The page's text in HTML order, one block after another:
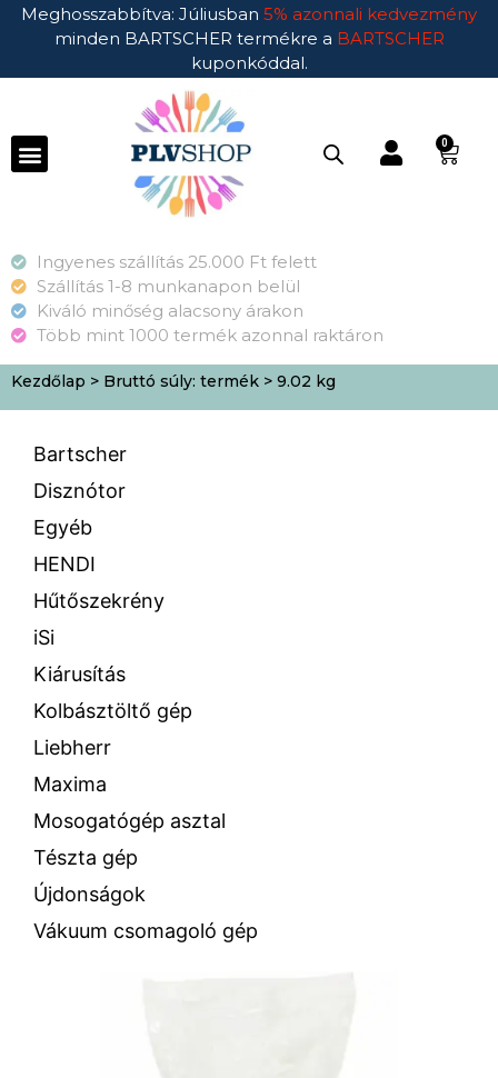
Meghosszabbítva: Júliusban 5% azonnali kedvezmény
minden BARTSCHER termékre a BARTSCHER
kuponkóddal.
0
Ingyenes szállítás 25.000 Ft felett
Szállítás 1-8 munkanapon belül
Kiváló minőség alacsony árakon
Több mint 1000 termék azonnal raktáron
Kezdőlap > Bruttó súly: termék > 9.02 kg
Bartscher
Disznótor
Egyéb
HENDI
Hűtőszekrény
iSi
Kiárusítás
Kolbásztöltő gép
Liebherr
Maxima
Mosogatógép asztal
Tészta gép
Újdonságok
Vákuum csomagoló gép